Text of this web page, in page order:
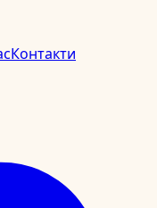
Контакти